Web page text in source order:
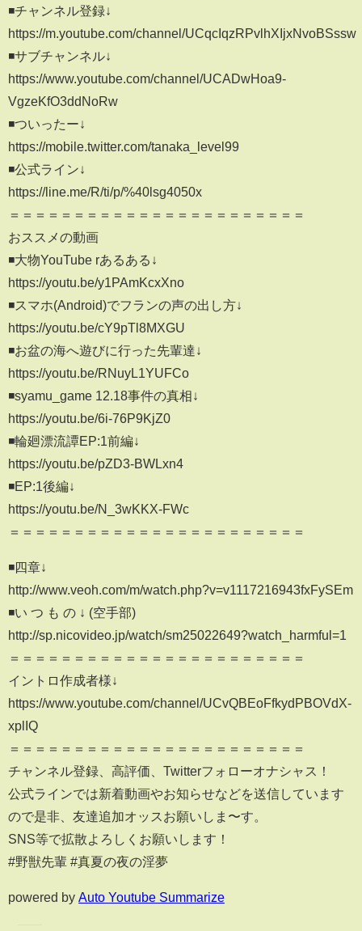
◾️チャンネル登録↓
https://m.youtube.com/channel/UCqcIqzRPvlhXIjxNvoBSssw
◾️サブチャンネル↓
https://www.youtube.com/channel/UCADwHoa9-
VgzeKfO3ddNoRw
◾️ついったー↓
https://mobile.twitter.com/tanaka_level99
◾️公式ライン↓
https://line.me/R/ti/p/%40lsg4050x
＝＝＝＝＝＝＝＝＝＝＝＝＝＝＝＝＝＝＝＝＝＝＝
おススメの動画
◾️大物YouTube rあるある↓
https://youtu.be/y1PAmKcxXno
◾️スマホ(Android)でフランの声の出し方↓
https://youtu.be/cY9pTl8MXGU
◾️お盆の海へ遊びに行った先輩達↓
https://youtu.be/RNuyL1YUFCo
◾️syamu_game 12.18事件の真相↓
https://youtu.be/6i-76P9KjZ0
◾️輪廻漂流譚EP:1前編↓
https://youtu.be/pZD3-BWLxn4
◾️EP:1後編↓
https://youtu.be/N_3wKKX-FWc
＝＝＝＝＝＝＝＝＝＝＝＝＝＝＝＝＝＝＝＝＝＝＝
◾️四章↓
http://www.veoh.com/m/watch.php?v=v1117216943fxFySEm
◾️い つ も の ↓ (空手部)
http://sp.nicovideo.jp/watch/sm25022649?watch_harmful=1
＝＝＝＝＝＝＝＝＝＝＝＝＝＝＝＝＝＝＝＝＝＝＝
イントロ作成者様↓
https://www.youtube.com/channel/UCvQBEoFfkydPBOVdX-
xplIQ
＝＝＝＝＝＝＝＝＝＝＝＝＝＝＝＝＝＝＝＝＝＝＝
チャンネル登録、高評価、Twitterフォローオナシャス！
公式ラインでは新着動画やお知らせなどを送信しています
ので是非、友達追加オッスお願いしま〜す。
SNS等で拡散よろしくお願いします！
#野獣先輩 #真夏の夜の淫夢
powered by Auto Youtube Summarize